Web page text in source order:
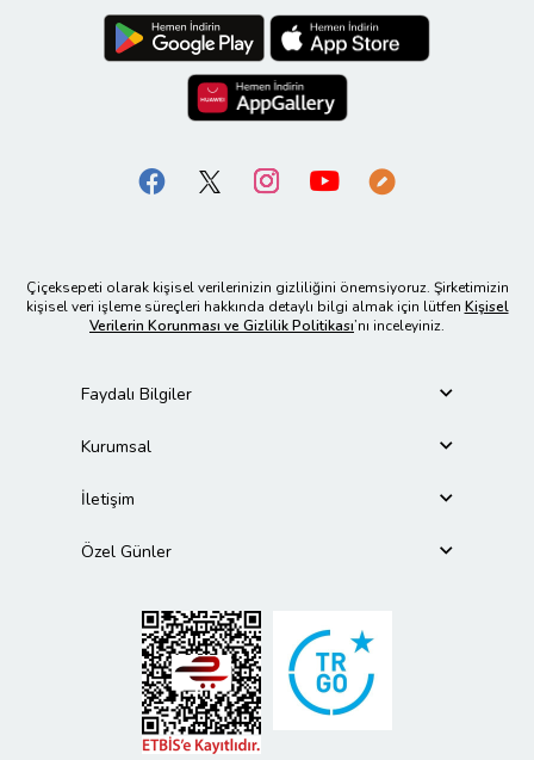
Çiçeksepeti olarak kişisel verilerinizin gizliliğini önemsiyoruz. Şirketimizin
kişisel veri işleme süreçleri hakkında detaylı bilgi almak için lütfen Kişisel
Verilerin Korunması ve Gizlilik Politikası’nı inceleyiniz.
Faydalı Bilgiler
Kurumsal
İletişim
Özel Günler